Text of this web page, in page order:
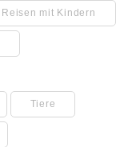
Reisen mit Kindern
Tiere